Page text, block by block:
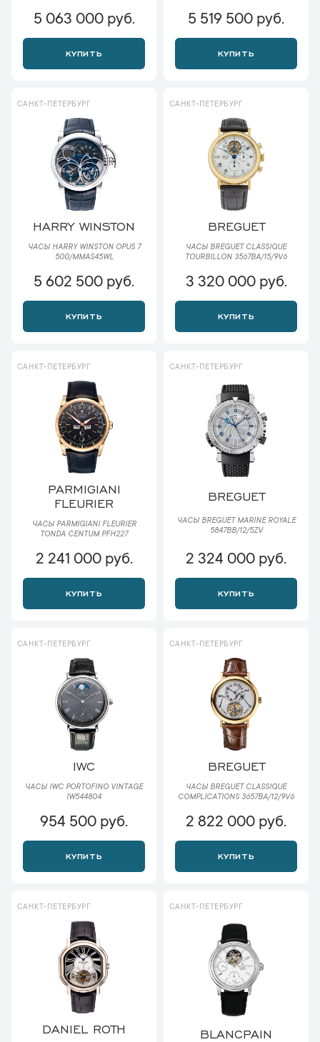
5 063 000 руб.
КУПИТЬ
5 519 500 руб.
КУПИТЬ
САНКТ-ПЕТЕРБУРГ
HARRY WINSTON
ЧАСЫ HARRY WINSTON OPUS 7
500/MMAS45WL
5 602 500 руб.
КУПИТЬ
САНКТ-ПЕТЕРБУРГ
BREGUET
ЧАСЫ BREGUET CLASSIQUE
TOURBILLON 3567BA/15/9V6
3 320 000 руб.
КУПИТЬ
САНКТ-ПЕТЕРБУРГ
PARMIGIANI
FLEURIER
ЧАСЫ PARMIGIANI FLEURIER
TONDA CENTUM PFH227
2 241 000 руб.
КУПИТЬ
САНКТ-ПЕТЕРБУРГ
BREGUET
ЧАСЫ BREGUET MARINE ROYALE
5847BB/12/5ZV
2 324 000 руб.
КУПИТЬ
САНКТ-ПЕТЕРБУРГ
IWC
ЧАСЫ IWC PORTOFINO VINTAGE
IW544804
954 500 руб.
КУПИТЬ
САНКТ-ПЕТЕРБУРГ
BREGUET
ЧАСЫ BREGUET CLASSIQUE
COMPLICATIONS 3657BA/12/9V6
2 822 000 руб.
КУПИТЬ
САНКТ-ПЕТЕРБУРГ
DANIEL ROTH
САНКТ-ПЕТЕРБУРГ
BLANCPAIN